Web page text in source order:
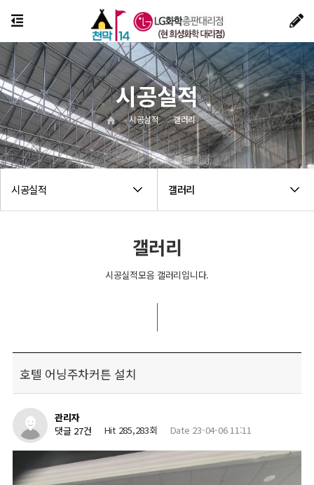
시공실적 갤러리
시공실적 갤러리
시공실적
갤러리
시공실적모음 갤러리입니다.
호텔 어닝주차커튼 설치
관리자
댓글 27건
Hit 285,283회 Date 23-04-06 11:11